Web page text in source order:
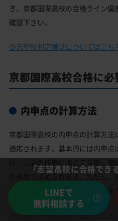
き、京都国際高校の合格ライン
確認下さい。
志望校判定模試についてはこち
京都国際高校合格に
内申点の計算方法
京都国際高校の内申点の計算方
適応されます。基本的には内申
の成績で決められます。ただし
試への加点割合が変わることがあ
京都府の内申点の計算方法と加
「志望高校に合格で
LINEで
無料相談する